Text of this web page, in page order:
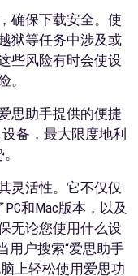
确保下载安全。使
狱等任务中涉及或
些风险有时会使设
。
思助手提供的便捷
备，最大限度地利
灵活性。它不仅仅
和Mac版本，以及
无论您使用什么设
用户搜索“爱思助手
上轻松使用爱思功